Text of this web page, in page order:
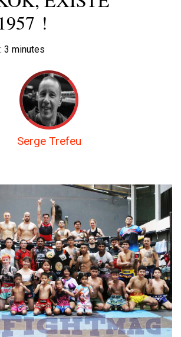
!
3 minutes
Serge Trefeu